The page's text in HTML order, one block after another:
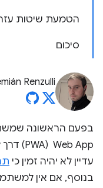
הטמעת שיטות
סיכום
Renzulli
עדיין לא יהיה זמין כי
בנוסף, אם אין